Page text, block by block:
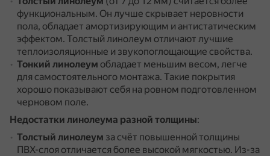
функциональным. Он лучше скрывает неровности
пола, обладает амортизирующим и антистатическим
эффектом. Толстый линолеум отличают лучшие
теплоизоляционные и звукопоглощающие свойства.
Тонкий линолеум обладает меньшим весом, легче
для самостоятельного монтажа. Такие покрытия
хорошо показывают себя на ровном подготовленном
черновом поле.
Недостатки линолеума разной толщины:
Толстый линолеум за счёт повышенной толщины
ПВХ-слоя отличается более высокой мягкостью. Из-за